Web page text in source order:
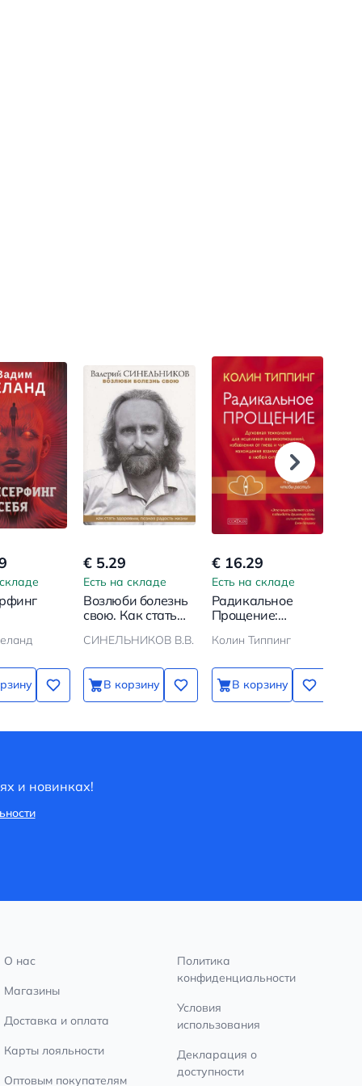
€ 5.29
Есть на складе
Возлюби болезнь
свою. Как стать
радость жизни
СИНЕЛЬНИКОВ В.В.
В корзину
€ 16.29
Есть на складе
Радикальное
Прощение:
технология для
взаимоотношений,
избавления от
гнева и чувства
нахождения
Колин Типпинг
В корзину
и новинках!
О нас
Магазины
Доставка и оплата
Карты лояльности
Оптовым покупателям
Политика
конфиденциальности
Условия
использования
Декларация о
доступности